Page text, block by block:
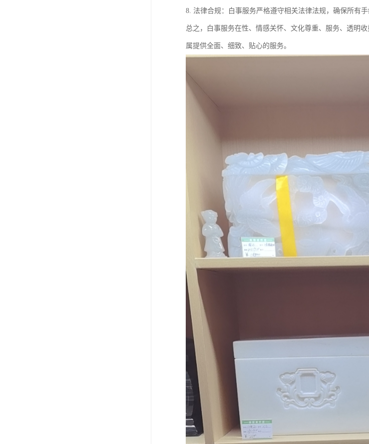
8. 法律合规：白事服务严格遵守相关法律法规，确保所有
总之，白事服务在性、情感关怀、文化尊重、服务、透明
属提供全面、细致、贴心的服务。